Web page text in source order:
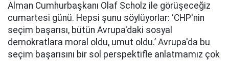
Alman Cumhurbaşkanı Olaf Scholz ile görüşeceğiz
cumartesi günü. Hepsi şunu söylüyorlar: ‘CHP'nin
seçim başarısı, bütün Avrupa'daki sosyal
demokratlara moral oldu, umut oldu.’ Avrupa'da bu
seçim başarısını bir sol perspektifle anlatmamız çok